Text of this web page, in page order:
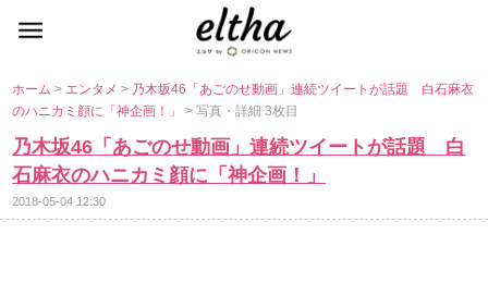
ホーム> エンタメ> 乃木坂46「あごのせ動画」連続ツイートが話題 白石麻衣
のハニカミ顔に「神企画！」> 写真・詳細 3枚目
乃木坂46「あごのせ動画」連続ツイートが話題 白
石麻衣のハニカミ顔に「神企画！」
2018-05-04 12:30